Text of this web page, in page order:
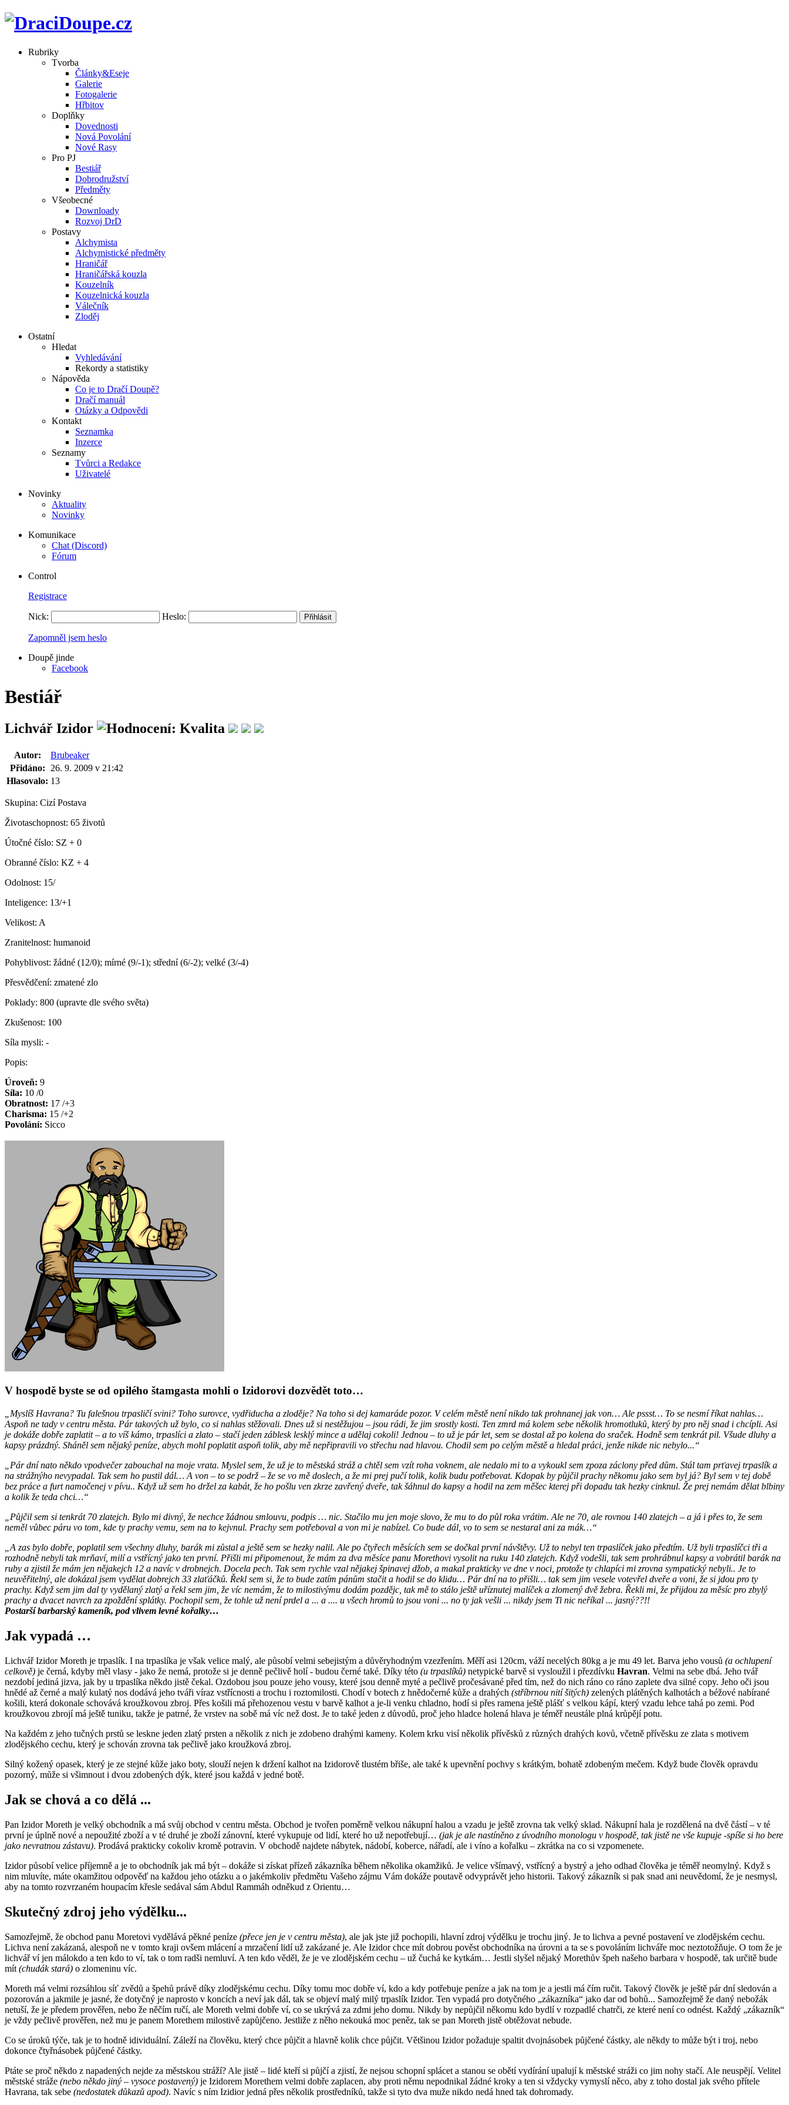
Rubriky
Tvorba
Články&Eseje
Galerie
Fotogalerie
Hřbitov
Doplňky
Dovednosti
Nová Povolání
Nové Rasy
Pro PJ
Bestiář
Dobrodružství
Předměty
Všeobecné
Downloady
Rozvoj DrD
Postavy
Alchymista
Alchymistické předměty
Hraničář
Hraničářská kouzla
Kouzelník
Kouzelnická kouzla
Válečník
Zloděj
Ostatní
Hledat
Vyhledávání
Rekordy a statistiky
Nápověda
Co je to Dračí Doupě?
Dračí manuál
Otázky a Odpovědi
Kontakt
Seznamka
Inzerce
Seznamy
Tvůrci a Redakce
Uživatelé
Novinky
Aktuality
Novinky
Komunikace
Chat (Discord)
Fórum
Control
Registrace
Nick: Heslo:
Zapomněl jsem heslo
Doupě jinde
Facebook
Bestiář
Lichvář Izidor
Autor:
Brubeaker
Přidáno:
26. 9. 2009 v 21:42
Hlasovalo: 13
Skupina: Cizí Postava
Životaschopnost: 65 životů
Útočné číslo: SZ + 0
Obranné číslo: KZ + 4
Odolnost: 15/
Inteligence: 13/+1
Velikost: A
Zranitelnost: humanoid
Pohyblivost: žádné (12/0); mírné (9/-1); střední (6/-2); velké (3/-4)
Přesvědčení: zmatené zlo
Poklady: 800 (upravte dle svého světa)
Zkušenost: 100
Síla mysli: -
Popis:
Úroveň: 9
Síla: 10 /0
Obratnost: 17 /+3
Charisma: 15 /+2
Povolání: Sicco
V hospodě byste se od opilého štamgasta mohli o Izidorovi dozvědět toto…
„Myslíš Havrana? Tu falešnou trpasličí svini? Toho surovce, vydřiducha a zloděje? Na toho si dej kamaráde pozor. V celém městě není nikdo tak prohnanej jak von… Ale pssst… To se nesmí říkat nahlas…
Aspoň ne tady v centru města. Pár takových už bylo, co si nahlas stěžovali. Dnes už si nestěžujou – jsou rádi, že jim srostly kosti. Ten zmrd má kolem sebe několik hromotluků, který by pro něj snad i chcípli. Asi
je dokáže dobře zaplatit – a to víš kámo, trpaslíci a zlato – stačí jeden záblesk lesklý mince a udělaj cokoli! Jednou – to už je pár let, sem se dostal až po kolena do sraček. Hodně sem tenkrát pil. Všude dluhy a
kapsy prázdný. Sháněl sem nějaký peníze, abych mohl poplatit aspoň tolik, aby mě nepřipravili vo střechu nad hlavou. Chodil sem po celým městě a hledal práci, jenže nikde nic nebylo...“
„Pár dní nato někdo vpodvečer zabouchal na moje vrata. Myslel sem, že už je to městská stráž a chtěl sem vzít roha voknem, ale nedalo mi to a vykoukl sem zpoza záclony před dům. Stál tam prťavej trpaslík a
na strážnýho nevypadal. Tak sem ho pustil dál… A von – to se podrž – že se vo mě doslech, a že mi prej pučí tolik, kolik budu potřebovat. Kdopak by půjčil prachy někomu jako sem byl já? Byl sem v tej době
bez práce a furt namočenej v pívu.. Když už sem ho držel za kabát, že ho pošlu ven zkrze zavřený dveře, tak šáhnul do kapsy a hodil na zem měšec kterej při dopadu tak hezky cinknul. Že prej nemám dělat blbiny
a kolik že teda chci…“
„Půjčil sem si tenkrát 70 zlatejch. Bylo mi divný, že nechce žádnou smlouvu, podpis … nic. Stačilo mu jen moje slovo, že mu to do půl roka vrátim. Ale ne 70, ale rovnou 140 zlatejch – a já i přes to, že sem
neměl vůbec páru vo tom, kde ty prachy vemu, sem na to kejvnul. Prachy sem potřeboval a von mi je nabízel. Co bude dál, vo to sem se nestaral ani za mák…“
„A zas bylo dobře, poplatil sem všechny dluhy, barák mi zůstal a ještě sem se hezky nalil. Ale po čtyřech měsících sem se dočkal první návštěvy. Už to nebyl ten trpaslíček jako předtím. Už byli trpaslíčci tři a
rozhodně nebyli tak mrňaví, milí a vstřícný jako ten první. Přišli mi připomenout, že mám za dva měsíce panu Morethovi vysolit na ruku 140 zlatejch. Když vodešli, tak sem prohrábnul kapsy a vobrátil barák na
ruby a zjistil že mám jen nějakejch 12 a navíc v drobnejch. Docela pech. Tak sem rychle vzal nějakej špinavej džob, a makal prakticky ve dne v noci, protože ty chlapíci mi zrovna sympatický nebyli.. Je to
neuvěřitelný, ale dokázal jsem vydělat dobrejch 33 zlaťáčků. Řekl sem si, že to bude zatím pánům stačit a hodil se do klidu… Pár dní na to přišli… tak sem jim vesele votevřel dveře a voni, že si jdou pro ty
prachy. Když sem jim dal ty vydělaný zlatý a řekl sem jim, že víc nemám, že to milostivýmu dodám pozdějc, tak mě to stálo ještě uříznutej malíček a zlomený dvě žebra. Řekli mi, že přijdou za měsíc pro zbylý
prachy a dvacet navrch za zpoždění splátky. Pochopil sem, že tohle už není prdel a ... a .... u všech hromů to jsou voni ... no ty jak vešli ... nikdy jsem Ti nic neříkal ... jasný??!!
Postarší barbarský kameník, pod vlivem levné kořalky…
Jak vypadá …
Lichvář Izidor Moreth je trpaslík. I na trpaslíka je však velice malý, ale působí velmi sebejistým a důvěryhodným vzezřením. Měří asi 120cm, váží necelých 80kg a je mu 49 let. Barva jeho vousů (a ochlupení
celkově) je černá, kdyby měl vlasy - jako že nemá, protože si je denně pečlivě holí - budou černé také. Díky této (u trpaslíků) netypické barvě si vysloužil i přezdívku Havran. Velmi na sebe dbá. Jeho tvář
nezdobí jediná jizva, jak by u trpaslíka někdo jistě čekal. Ozdobou jsou pouze jeho vousy, které jsou denně myté a pečlivě pročesávané před tím, než do nich ráno co ráno zaplete dva silné copy. Jeho oči jsou
hnědé až černé a malý kulatý nos dodává jeho tváři víraz vstřícnosti a trochu i roztomilosti. Chodí v botech z hnědočerné kůže a drahých (stříbrnou nití šitých) zelených plátěných kalhotách a béžové nabírané
košili, která dokonale schovává kroužkovou zbroj. Přes košili má přehozenou vestu v barvě kalhot a je-li venku chladno, hodí si přes ramena ještě plášť s velkou kápí, který vzadu lehce tahá po zemi. Pod
kroužkovou zbrojí má ještě tuniku, takže je patrné, že vrstev na sobě má víc než dost. Je to také jeden z důvodů, proč jeho hladce holená hlava je téměř neustále plná krůpějí potu.
Na každém z jeho tučných prstů se leskne jeden zlatý prsten a několik z nich je zdobeno drahými kameny. Kolem krku visí několik přívěsků z různých drahých kovů, včetně přívěsku ze zlata s motivem
zlodějského cechu, který je schován zrovna tak pečlivě jako kroužková zbroj.
Silný kožený opasek, který je ze stejné kůže jako boty, slouží nejen k držení kalhot na Izidorově tlustém břiše, ale také k upevnění pochvy s krátkým, bohatě zdobeným mečem. Když bude člověk opravdu
pozorný, může si všimnout i dvou zdobených dýk, které jsou každá v jedné botě.
Jak se chová a co dělá ...
Pan Izidor Moreth je velký obchodník a má svůj obchod v centru města. Obchod je tvořen poměrně velkou nákupní halou a vzadu je ještě zrovna tak velký sklad. Nákupní hala je rozdělená na dvě částí – v té
první je úplně nové a nepoužité zboží a v té druhé je zboží zánovní, které vykupuje od lidí, které ho už nepotřebují… (jak je ale nastíněno z úvodního monologu v hospodě, tak jistě ne vše kupuje -spíše si ho bere
jako nevratnou zástavu). Prodává prakticky cokoliv kromě potravin. V obchodě najdete nábytek, nádobí, koberce, nářadí, ale i víno a kořalku – zkrátka na co si vzpomenete.
Izidor působí velice příjemně a je to obchodník jak má být – dokáže si získat přízeň zákazníka během několika okamžiků. Je velice všímavý, vstřícný a bystrý a jeho odhad člověka je téměř neomylný. Když s
nim mluvíte, máte okamžitou odpověď na každou jeho otázku a o jakémkoliv předmětu Vašeho zájmu Vám dokáže poutavě odvyprávět jeho historii. Takový zákazník si pak snad ani neuvědomí, že je nesmysl,
aby na tomto rozvrzaném houpacím křesle sedával sám Abdul Rammáh odněkud z Orientu…
Skutečný zdroj jeho výdělku...
Samozřejmě, že obchod panu Moretovi vydělává pěkné peníze (přece jen je v centru města), ale jak jste již pochopili, hlavní zdroj výdělku je trochu jiný. Je to lichva a pevné postavení ve zlodějském cechu.
Lichva není zakázaná, alespoň ne v tomto kraji ovšem mlácení a mrzačení lidí už zakázané je. Ale Izidor chce mít dobrou pověst obchodníka na úrovni a ta se s povoláním lichváře moc neztotožňuje. O tom že je
lichvář ví jen málokdo a ten kdo to ví, tak o tom radši nemluví. A ten kdo věděl, že je ve zlodějském cechu – už čuchá ke kytkám… Jestli slyšel nějaký Morethův špeh našeho barbara v hospodě, tak určitě bude
mít (chudák stará) o zlomeninu víc.
Moreth má velmi rozsáhlou síť zvědů a špehů právě díky zlodějskému cechu. Díky tomu moc dobře ví, kdo a kdy potřebuje peníze a jak na tom je a jestli má čím ručit. Takový člověk je ještě pár dní sledován a
pozorován a jakmile je jasné, že dotyčný je naprosto v koncích a neví jak dál, tak se objeví malý milý trpaslík Izidor. Ten vypadá pro dotyčného „zákazníka“ jako dar od bohů... Samozřejmě že daný nebožák
netuší, že je předem prověřen, nebo že něčím ručí, ale Moreth velmi dobře ví, co se ukrývá za zdmi jeho domu. Nikdy by nepůjčil někomu kdo bydlí v rozpadlé chatrči, ze které není co odnést. Každý „zákazník“
je vždy pečlivě prověřen, než mu je panem Morethem milostivě zapůjčeno. Jestliže z něho nekouká moc peněz, tak se pan Moreth jistě obtěžovat nebude.
Co se úroků týče, tak je to hodně idividuální. Záleží na člověku, který chce půjčit a hlavně kolik chce půjčit. Většinou Izidor požaduje spaltit dvojnásobek půjčené částky, ale někdy to může být i troj, nebo
dokonce čtyřnásobek půjčené částky.
Ptáte se proč někdo z napadených nejde za městskou stráží? Ale jistě – lidé kteří si půjčí a zjistí, že nejsou schopní splácet a stanou se obětí vydírání upalují k městské stráži co jim nohy stačí. Ale neuspějí. Velitel
městské stráže (nebo někdo jiný – vysoce postavený) je Izidorem Morethem velmi dobře zaplacen, aby proti němu nepodnikal žádné kroky a ten si vždycky vymyslí něco, aby z toho dostal jak svého přítele
Havrana, tak sebe (nedostatek důkazů apod). Navíc s ním Izidior jedná přes několik prostředníků, takže si tyto dva muže nikdo nedá hned tak dohromady.